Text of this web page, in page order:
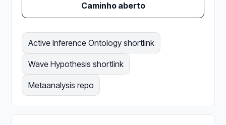
Caminho aberto
Active Inference Ontology shortlink
Wave Hypothesis shortlink
Metaanalysis repo